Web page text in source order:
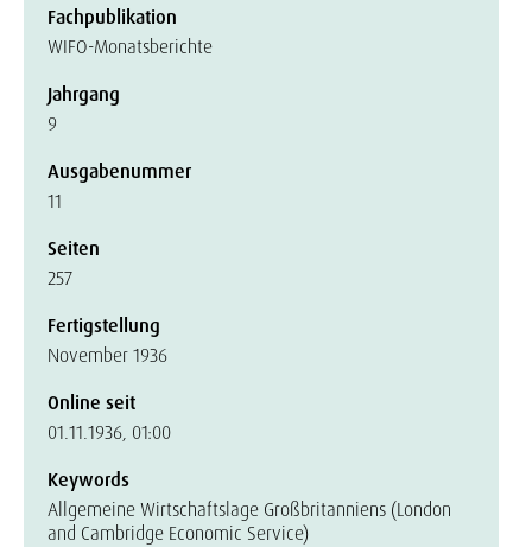
Fachpublikation
WIFO-Monatsberichte
Jahrgang
9
Ausgabenummer
11
Seiten
257
Fertigstellung
November 1936
Online seit
01.11.1936, 01:00
Keywords
Allgemeine Wirtschaftslage Großbritanniens (London
and Cambridge Economic Service)